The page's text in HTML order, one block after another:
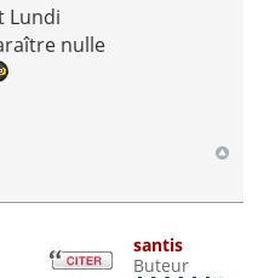
Lundi
nulle
santis
Buteur